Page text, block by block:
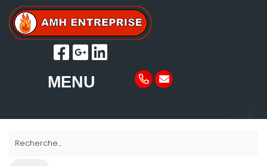
MENU
Recherche...